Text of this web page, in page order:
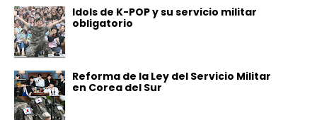
Idols de K-POP y su servicio militar
obligatorio
Reforma de la Ley del Servicio Militar
en Corea del Sur